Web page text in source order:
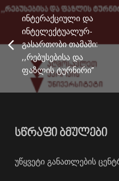
ინტერაქციული და
ინტელექტუალურ-
გასართობი თამაში:
,,რებუსებისა და
ფაზლის ტურნირი’’
ᲡᲬᲠᲐᲤᲘ ᲑᲛᲣᲚᲔᲑᲘ
უწყვეტი განათლების